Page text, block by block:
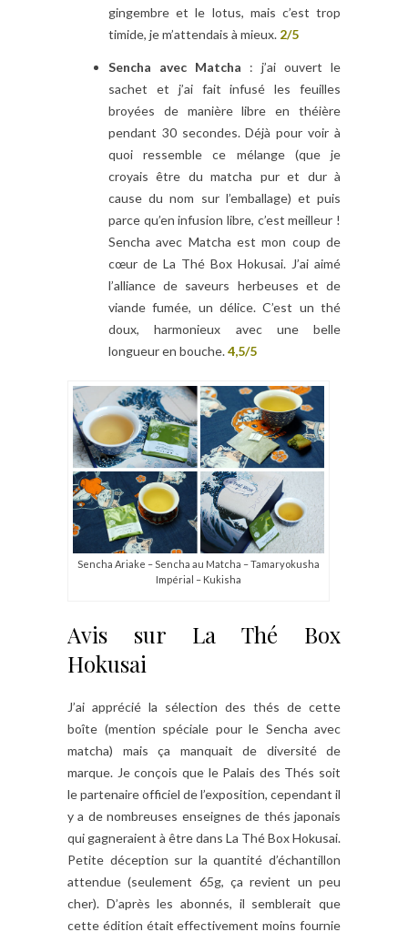
gingembre et le lotus, mais c’est trop
timide, je m’attendais à mieux. 2/5
Sencha avec Matcha : j’ai ouvert le
sachet et j’ai fait infusé les feuilles
broyées de manière libre en théière
pendant 30 secondes. Déjà pour voir à
quoi ressemble ce mélange (que je
croyais être du matcha pur et dur à
cause du nom sur l’emballage) et puis
parce qu’en infusion libre, c’est meilleur !
Sencha avec Matcha est mon coup de
cœur de La Thé Box Hokusai. J’ai aimé
l’alliance de saveurs herbeuses et de
viande fumée, un délice. C’est un thé
doux, harmonieux avec une belle
longueur en bouche.4,5/5
Sencha Ariake – Sencha au Matcha – Tamaryokusha
Impérial – Kukisha
Avis sur La Thé Box
Hokusai
J’ai apprécié la sélection des thés de cette
boîte (mention spéciale pour le Sencha avec
matcha) mais ça manquait de diversité de
marque. Je conçois que le Palais des Thés soit
le partenaire officiel de l’exposition, cependant il
y a de nombreuses enseignes de thés japonais
qui gagneraient à être dans La Thé Box Hokusai.
Petite déception sur la quantité d’échantillon
attendue (seulement 65g, ça revient un peu
cher). D’après les abonnés, il semblerait que
cette édition était effectivement moins fournie